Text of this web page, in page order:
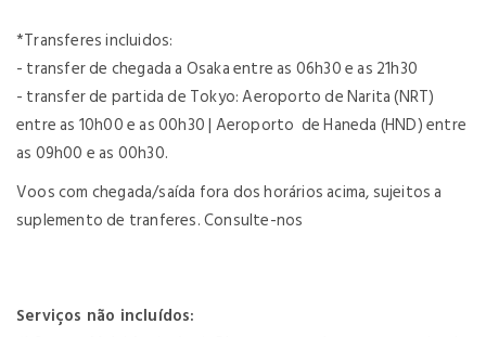
*Transferes incluidos:
- transfer de chegada a Osaka entre as 06h30 e as 21h30
- transfer de partida de Tokyo: Aeroporto de Narita (NRT)
entre as 10h00 e as 00h30 | Aeroporto de Haneda (HND) entre
as 09h00 e as 00h30.
Voos com chegada/saída fora dos horários acima, sujeitos a
suplemento de tranferes. Consulte-nos
Serviços não incluídos: